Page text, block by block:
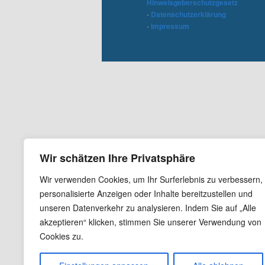
Wir schätzen Ihre Privatsphäre
Wir verwenden Cookies, um Ihr Surferlebnis zu verbessern,
personalisierte Anzeigen oder Inhalte bereitzustellen und
unseren Datenverkehr zu analysieren. Indem Sie auf „Alle
akzeptieren“ klicken, stimmen Sie unserer Verwendung von
Cookies zu.
- Datenschutzerklärung
- Impressum